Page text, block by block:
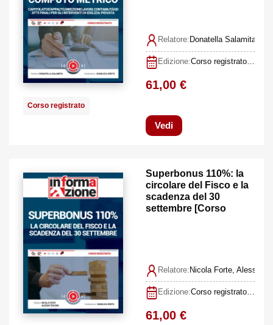
Corso registrato
Relatore: Donatella Salamita,
Edizione: Corso registrato 10 maggio 2022
61,00 €
Vedi
Superbonus 110%: la
circolare del Fisco e la
scadenza del 30
settembre [Corso
Relatore: Nicola Forte, Alessio
Edizione: Corso registrato 19 settembre 2022
61,00 €